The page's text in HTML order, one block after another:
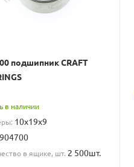
подшипник CRAFT
в наличии
10x19x9
904700
в ящике, шт. 2 500шт.